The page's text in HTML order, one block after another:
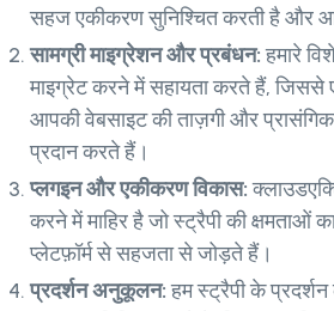
सहज एकीकरण सुनिश्चित करती है और
सामग्री माइग्रेशन और प्रबंधन:हमारे
माइग्रेट करने में सहायता करते हैं,
आपकी वेबसाइट की ताज़गी और
प्रदान करते हैं।
प्लगइन और एकीकरण विकास:
करने में माहिर है जो स्ट्रैपी की
प्लेटफ़ॉर्म से सहजता से जोड़ते हैं।
प्रदर्शन अनुकूलन:हम स्ट्रैपी के